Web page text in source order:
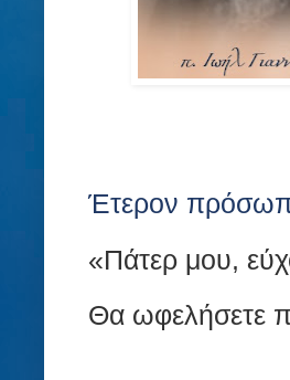
Έτερον
«Πάτερ μου,
Θα ωφελήσετε